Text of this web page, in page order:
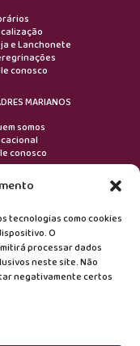
tecnologias como cookies
O
processar dados
neste site. Não
negativamente certos
e Lanchonete
conosco
MARIANOS
somos
conosco